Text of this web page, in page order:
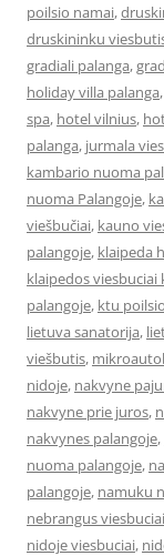
poilsio namai,
druskininku
gradiali palanga,
holiday villa palanga,
spa, hotel vilnius,
palanga, jurmala
kambario nuoma
nuoma Palangoje,
viešbučiai, kauno
palangoje, klaipeda
klaipedos viesbuciai
palangoje, ktu
lietuva sanatorija,
viešbutis,
nidoje, nakvyne
nakvyne prie juros,
nakvynes palangoje,
nuoma palangoje,
palangoje, namuku
nebrangus
nidoje viesbuciai,